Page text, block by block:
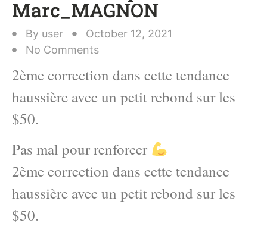
Marc_MAGNON
By user
October 12, 2021
No Comments
2ème correction dans cette tendance
haussière avec un petit rebond sur les
$50.
Pas mal pour renforcer
2ème correction dans cette tendance
haussière avec un petit rebond sur les
$50.